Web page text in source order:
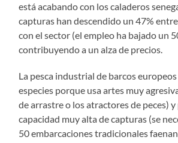
está acabando con los caladeros
capturas han descendido un 47%
con el sector (el empleo ha bajado un
contribuyendo a un alza de precios.
La pesca industrial de barcos
especies porque usa artes muy
de arrastre o los atractores de peces)
capacidad muy alta de capturas (se
50 embarcaciones tradicionales